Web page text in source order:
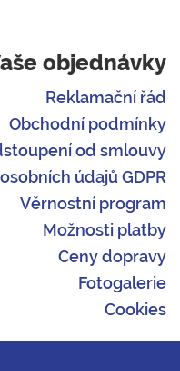
objednávky
Reklamační řád
Obchodní podmínky
od smlouvy
údajů GDPR
Věrnostní program
Možnosti platby
Ceny dopravy
Fotogalerie
Cookies